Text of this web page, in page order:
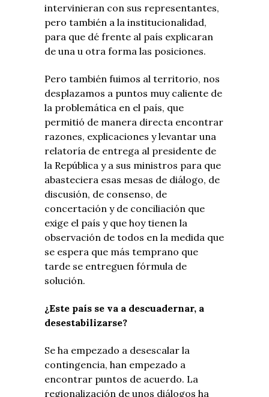
intervinieran con sus representantes,
pero también a la institucionalidad,
para que dé frente al país explicaran
de una u otra forma las posiciones.
Pero también fuimos al territorio, nos
desplazamos a puntos muy caliente de
la problemática en el país, que
permitió de manera directa encontrar
razones, explicaciones y levantar una
relatoría de entrega al presidente de
la República y a sus ministros para que
abasteciera esas mesas de diálogo, de
discusión, de consenso, de
concertación y de conciliación que
exige el país y que hoy tienen la
observación de todos en la medida que
se espera que más temprano que
tarde se entreguen fórmula de
solución.
¿Este país se va a descuadernar, a
desestabilizarse?
Se ha empezado a desescalar la
contingencia, han empezado a
encontrar puntos de acuerdo. La
regionalización de unos diálogos ha